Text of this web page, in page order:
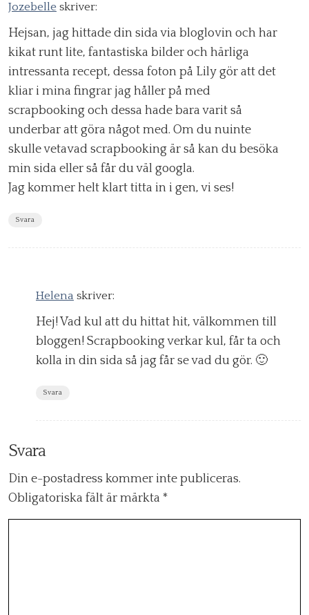
Jozebelle skriver:
Hejsan, jag hittade din sida via bloglovin och har
kikat runt lite, fantastiska bilder och härliga
intressanta recept, dessa foton på Lily gör att det
kliar i mina fingrar jag håller på med
scrapbooking och dessa hade bara varit så
underbar att göra något med. Om du nuinte
skulle vetavad scrapbooking är så kan du besöka
min sida eller så får du väl googla.
Jag kommer helt klart titta in i gen, vi ses!
Svara
Helena skriver:
Hej! Vad kul att du hittat hit, välkommen till
bloggen! Scrapbooking verkar kul, får ta och
kolla in din sida så jag får se vad du gör. 🙂
Svara
Svara
Din e-postadress kommer inte publiceras.
Obligatoriska fält är märkta *